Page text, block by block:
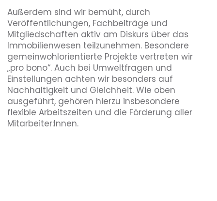
Außerdem sind wir bemüht, durch
Veröffentlichungen, Fachbeiträge und
Mitgliedschaften aktiv am Diskurs über das
Immobilienwesen teilzunehmen. Besondere
gemeinwohlorientierte Projekte vertreten wir
„pro bono“. Auch bei Umweltfragen und
Einstellungen achten wir besonders auf
Nachhaltigkeit und Gleichheit. Wie oben
ausgeführt, gehören hierzu insbesondere
flexible Arbeitszeiten und die Förderung aller
Mitarbeiter:Innen.